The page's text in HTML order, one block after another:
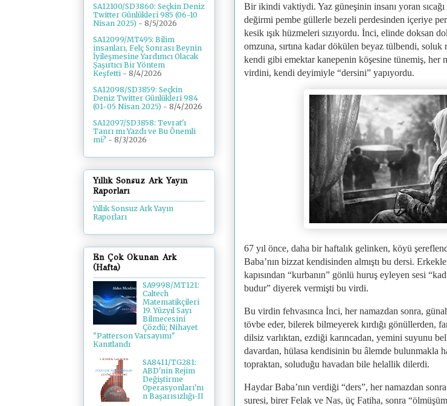
Bir ikindi vaktiydi. Yaz güneşinin insanı yoran
değirmi pembe güllerle bezeli perdesinden içeriye
kesik ışık hüzmeleri sızıyordu. İnci, elinde doksan
omzuna, sırtına kadar dökülen beyaz tülbendi, soluk
kendi gibi emektar kanepenin köşesine tünemiş, her
virdini, kendi deyimiyle “dersini” yapıyordu.
67 yıl önce, daha bir haftalık gelinken, köyü
Baba’nın bizzat kendisinden almıştı bu dersi.
kapısından “kurbanın” gönlü huruş eyleyen sesi
budur” diyerek vermişti bu virdi.
Bu virdin fehvasınca İnci, her namazdan sonra,
tövbe eder, bilerek bilmeyerek kırdığı gönüllerden,
dilsiz varlıktan, ezdiği karıncadan, yemini suyunu
davardan, hülasa kendisinin bu âlemde bulunmakla
topraktan, soluduğu havadan bile helallik dilerdi.
Haydar Baba’nın verdiği “ders”, her namazdan
suresi, birer Felak ve Nas, üç Fatiha, sonra
SA12100/SD3860: Seçkin Deniz
Twitter Günlükleri 985 (06-10
Nisan 2025) - 8/5/2026
SA12099/MT495: Bilim
insanları, Felç Sonrası Beynin
İyileşmesine Yardımcı Olacak
Şaşırtıcı Bir Yöntem
Keşfetti - 8/4/2026
SA12098/SD3859: Seçkin
Deniz Twitter Günlükleri 984
(01-05 Nisan 2025) - 8/4/2026
SA12097/SD3858: Tevrat'ı
Tanrı mı Yazdı ve Bu Önemli
mi? - 8/3/2026
Yıllık Sonsuz Ark Yayın
Raporları
Yıllık Sonsuz Ark Yayın
Raporları
En Çok Okunan Ark
(Hafta)
SA9998/MT121:
Caltech
Matematikçileri
19. Yüzyıl Sayı
Bilmecesini
Çözdü; Nihayet
"Patterson Varsayımı"
Kanıtlandı
SA8411/TG281:
ABD'nin Rejim
Değiştirme
Operasyonları'nı
n Başarısızlığı-II